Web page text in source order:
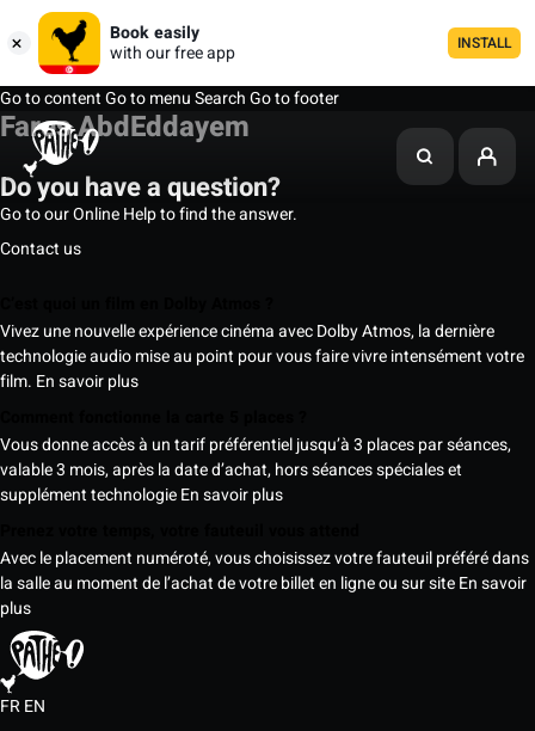
Book easily
with our free app
INSTALL
Go to contentGo to menuSearchGo to footer
Fares AbdEddayem
Do you have a question?
Go to our Online Help to find the answer.
Contact us
Vivez une nouvelle expérience cinéma avec Dolby Atmos, la dernière
technologie audio mise au point pour vous faire vivre intensément votre
film. En savoir plus
Vous donne accès à un tarif préférentiel jusqu’à 3 places par séances,
valable 3 mois, après la date d’achat, hors séances spéciales et
supplément technologieEn savoir plus
Avec le placement numéroté, vous choisissez votre fauteuil préféré dans
la salle au moment de l’achat de votre billet en ligne ou sur siteEn savoir
plus
FREN